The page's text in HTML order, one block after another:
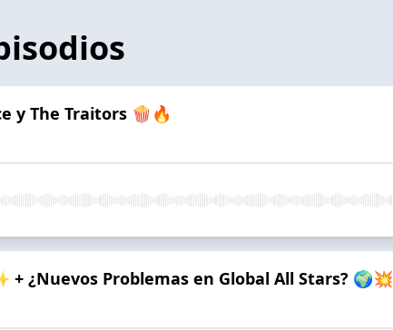
y The Traitors 🍿🔥
+ ¿Nuevos Problemas en Global All Stars? 🌍💥